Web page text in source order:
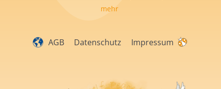
mehr
AGB Datenschutz Impressum